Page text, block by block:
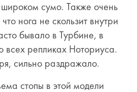
широком сумо. Также очень
нога не скользит внутри
бывало в Турбине, в
всех репликах Ноториуса.
сильно раздражало.
стопы в этой модели